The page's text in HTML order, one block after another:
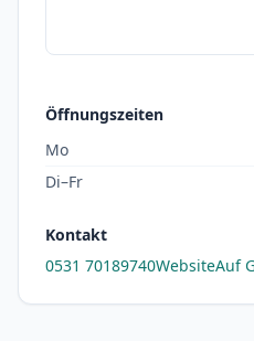
Öffnungszeiten
Mo
Di–Fr
Kontakt
0531 70189740WebsiteAuf